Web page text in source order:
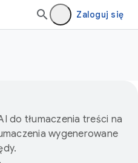
Zaloguj się
do tłumaczenia treści na
wygenerowane